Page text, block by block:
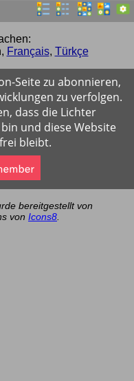
, Français, Türkçe
Seite zu abonnieren,
zu verfolgen.
dass die Lichter
und diese Website
bleibt.
bereitgestellt von
von Icons8